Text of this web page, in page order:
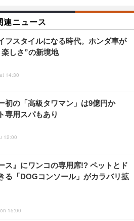
連ニュース
フスタイルになる時代。ホンダ車が
しさ”の新境地
14:30
初の「高級タワマン」は9億円か
専用スパもあり
12:00
ス』にワンコの専用席!? ペットとド
る「DOGコンソール」がカラバリ拡
15:00